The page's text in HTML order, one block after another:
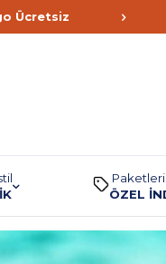
Ücretsiz
ÖZEL